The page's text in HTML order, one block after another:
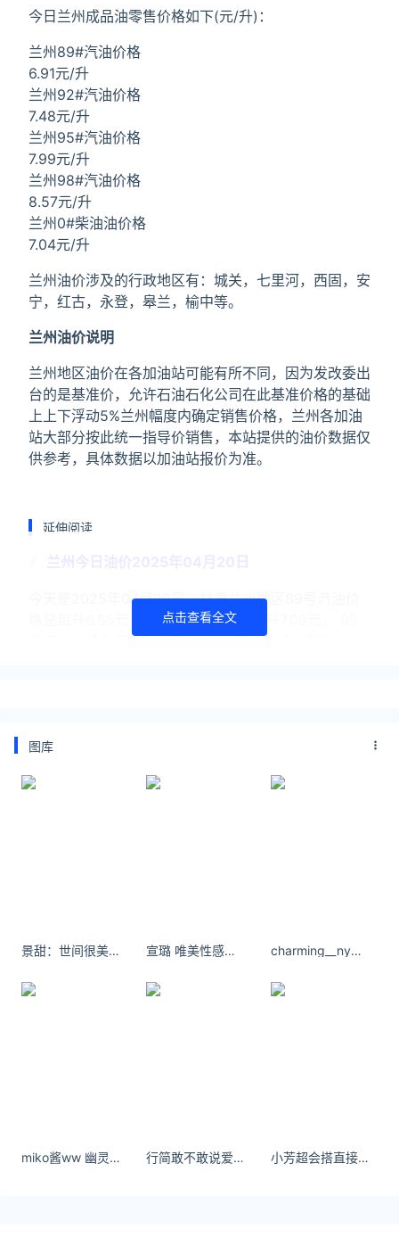
今日兰州成品油零售价格如下(元/升)：
兰州89#汽油价格
6.91元/升
兰州92#汽油价格
7.48元/升
兰州95#汽油价格
7.99元/升
兰州98#汽油价格
8.57元/升
兰州0#柴油油价格
7.04元/升
兰州油价涉及的行政地区有：城关，七里河，西固，安
宁，红古，永登，皋兰，榆中等。
兰州油价说明
兰州地区油价在各加油站可能有所不同，因为发改委出
台的是基准价，允许石油石化公司在此基准价格的基础
上上下浮动5%兰州幅度内确定销售价格，兰州各加油
站大部分按此统一指导价销售，本站提供的油价数据仅
供参考，具体数据以加油站报价为准。
延伸阅读
今天是2025年04月20日，甘肃兰州地区89号汽油价
格是每升6.55元， 92号汽油价格为每升7.09元， 95
号汽油价格为每升7.57元， 98号汽油价格为每升8.16
今天是2025年03月14日星期五，甘肃兰州地区89号
汽油价格是每升6.95元， 92号汽油价格为每升7.52
元， 95号汽油价格为每升8.03元， 98号汽油价格为
本文由
逆境成长
发表，转载此文章须经作者同意，并请附上出
点击查看全文
图库
景甜：世间很美，慢慢品味。 宣璐 唯美性感超迷人身材全面屏壁纸 charming__ny她的傲人曲线和模特身材真是太令人赞叹了！
miko酱ww 幽灵娘COS 行简敢不敢说爱我 - 敢不敢说只爱我- 敢不敢说永远只爱我 - 小芳超会搭直接照着穿不仅显高还时髦。